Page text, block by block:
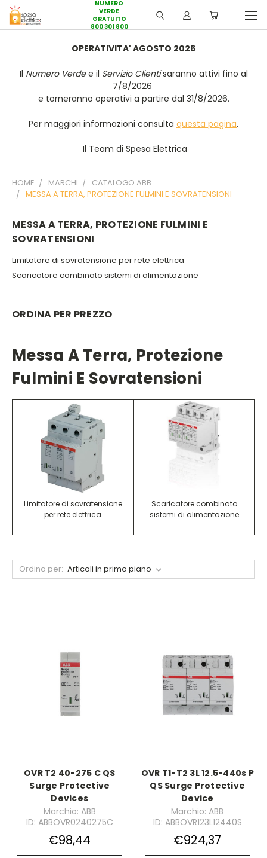
NUMERO
VERDE
GRATUITO
800 301 800
OPERATIVITA' AGOSTO 2026
Il Numero Verdee il Servizio Clientisaranno attivi fino al
7/8/2026
e torneranno operativi a partire dal 31/8/2026.
Per maggiori informazioni consulta questa pagina.
Il Team di Spesa Elettrica
HOME MARCHI
CATALOGO ABB
MESSA A TERRA, PROTEZIONE FULMINI E SOVRATENSIONI
MESSA A TERRA, PROTEZIONE FULMINI E
SOVRATENSIONI
Limitatore di sovratensione per rete elettrica
Scaricatore combinato sistemi di alimentazione
ORDINA PER PREZZO
Messa A Terra, Protezione
Fulmini E Sovratensioni
Limitatore di sovratensione
per rete elettrica
Scaricatore combinato
sistemi di alimentazione
Ordina per:
OVR T2 40-275 C QS
Surge Protective
Devices
Marchio: ABB
ID: ABBOVR0240275C
€98,44
OVR T1-T2 3L 12.5-440s P
QS Surge Protective
Device
Marchio: ABB
ID: ABBOVR123L12440S
€924,37